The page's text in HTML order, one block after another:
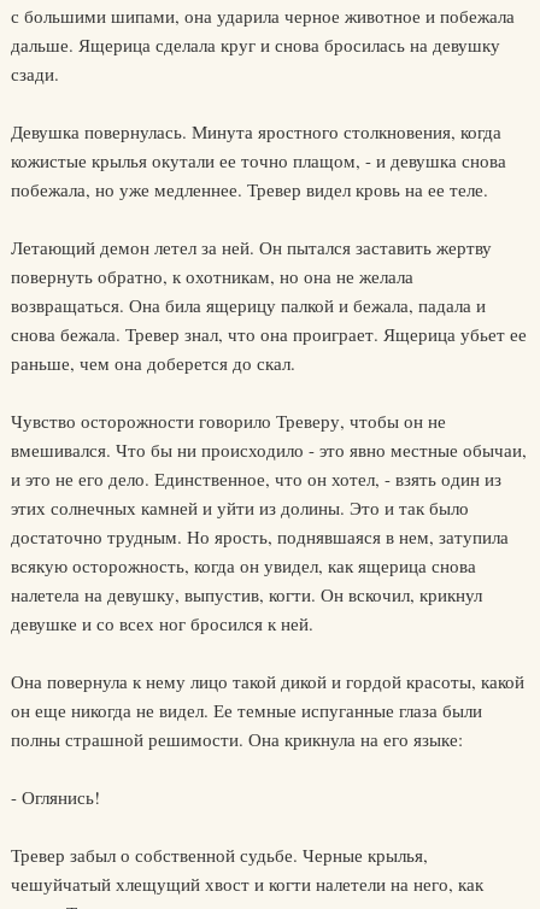
с большими шипами, она ударила черное животное и побежала
дальше. Ящерица сделала круг и снова бросилась на девушку
сзади.
Девушка повернулась. Минута яростного столкновения, когда
кожистые крылья окутали ее точно плащом, - и девушка снова
побежала, но уже медленнее. Тревер видел кровь на ее теле.
Летающий демон летел за ней. Он пытался заставить жертву
повернуть обратно, к охотникам, но она не желала
возвращаться. Она била ящерицу палкой и бежала, падала и
снова бежала. Тревер знал, что она проиграет. Ящерица убьет ее
раньше, чем она доберется до скал.
Чувство осторожности говорило Треверу, чтобы он не
вмешивался. Что бы ни происходило - это явно местные обычаи,
и это не его дело. Единственное, что он хотел, - взять один из
этих солнечных камней и уйти из долины. Это и так было
достаточно трудным. Но ярость, поднявшаяся в нем, затупила
всякую осторожность, когда он увидел, как ящерица снова
налетела на девушку, выпустив, когти. Он вскочил, крикнул
девушке и со всех ног бросился к ней.
Она повернула к нему лицо такой дикой и гордой красоты, какой
он еще никогда не видел. Ее темные испуганные глаза были
полны страшной решимости. Она крикнула на его языке:
- Оглянись!
Тревер забыл о собственной судьбе. Черные крылья,
чешуйчатый хлещущий хвост и когти налетели на него, как